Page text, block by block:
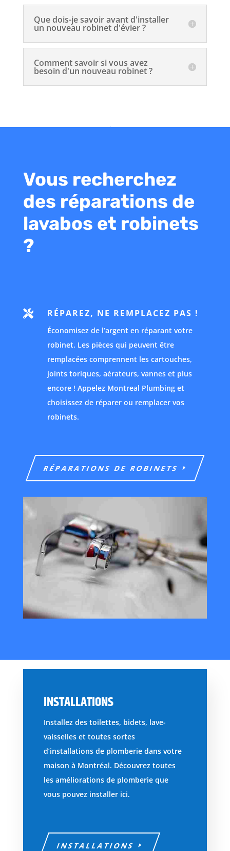
Que dois-je savoir avant d'installer
un nouveau robinet d'évier ?
Comment savoir si vous avez
besoin d'un nouveau robinet ?
Vous recherchez
des réparations de
lavabos et robinets
?
 RÉPAREZ, NE REMPLACEZ PAS !
Économisez de l’argent en réparant votre
robinet. Les pièces qui peuvent être
remplacées comprennent les cartouches,
joints toriques, aérateurs, vannes et plus
encore ! Appelez Montreal Plumbing et
choisissez de réparer ou remplacer vos
robinets.
RÉPARATIONS DE ROBINETS
INSTALLATIONS
Installez des toilettes, bidets, lave-
vaisselles et toutes sortes
d’installations de plomberie dans votre
maison à Montréal. Découvrez toutes
les améliorations de plomberie que
vous pouvez installer ici.
INSTALLATIONS